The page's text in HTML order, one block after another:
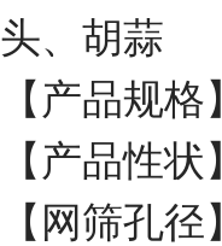
头、胡蒜
【产品规
【产品性
【网筛孔